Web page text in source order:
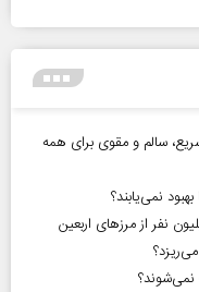
معرفی ۳۰ صبحانه سریع، سالم و مقوی برای همه
نمی‌یابند؟
نمی‌شوند؟